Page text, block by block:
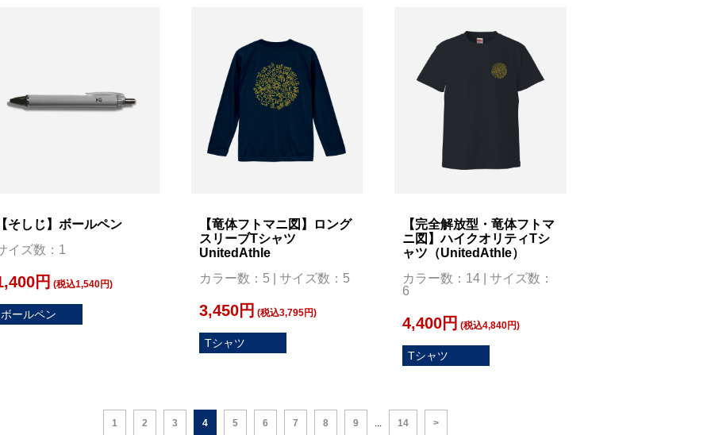
そしじ】ボールペン
イズ数：1
ボールペン
円 (税込1,540円)
【竜体フトマニ図】ロング
スリーブTシャツ
UnitedAthle
カラー数：5 | サイズ数：5
Tシャツ
3,450円 (税込3,795円)
【完全解放型・竜体フトマ
ニ図】ハイクオリティTシ
ャツ（UnitedAthle）
カラー数：14 | サイズ数：
6
Tシャツ
4,400円 (税込4,840円)
1 2 3 4 5 6 7 8 9 ... 14 >